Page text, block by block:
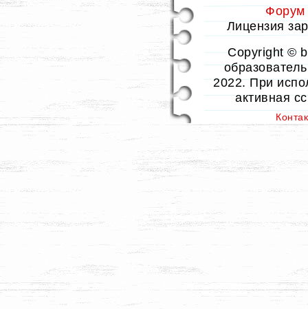
Форум
Лицензия
Copyright ©
2022. При
активная